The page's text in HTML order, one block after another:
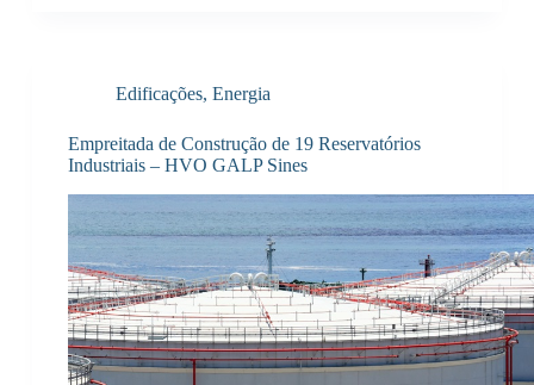
Edificações, Energia
Empreitada de Construção de 19 Reservatórios
Industriais – HVO GALP Sines